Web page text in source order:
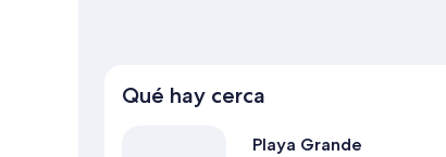
Qué hay cerca
Playa Grande